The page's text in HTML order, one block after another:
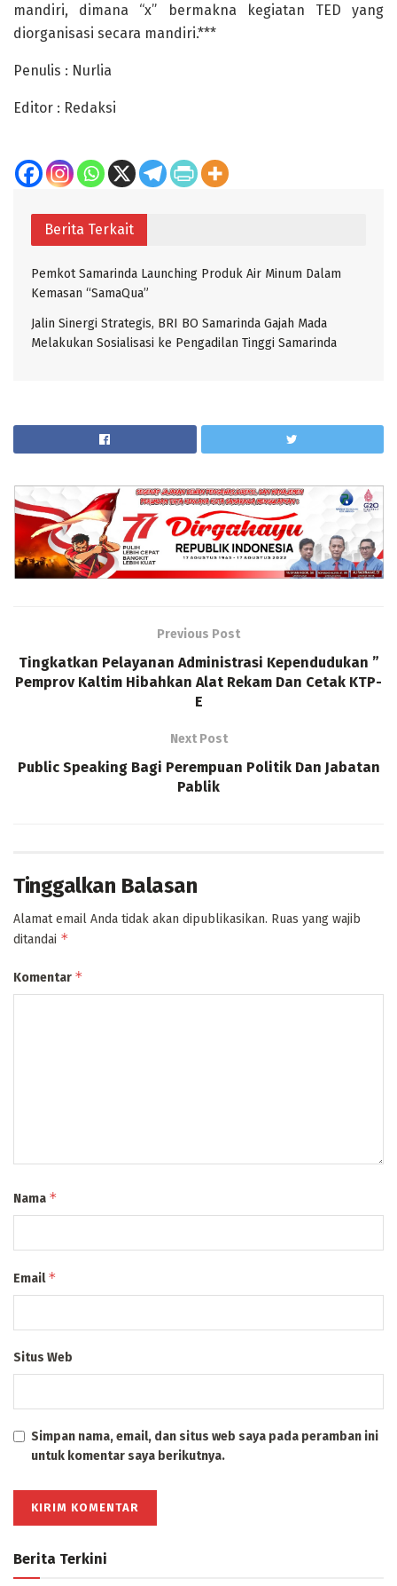
mandiri, dimana “x” bermakna kegiatan TED yang
diorganisasi secara mandiri.***
Penulis : Nurlia
Editor : Redaksi
Berita Terkait
Pemkot Samarinda Launching Produk Air Minum Dalam
Kemasan “SamaQua”
Jalin Sinergi Strategis, BRI BO Samarinda Gajah Mada
Melakukan Sosialisasi ke Pengadilan Tinggi Samarinda
Previous Post
Tingkatkan Pelayanan Administrasi Kependudukan ”
Pemprov Kaltim Hibahkan Alat Rekam Dan Cetak KTP-
E
Next Post
Public Speaking Bagi Perempuan Politik Dan Jabatan
Pablik
Tinggalkan Balasan
Alamat email Anda tidak akan dipublikasikan. Ruas yang wajib
ditandai *
Komentar *
Nama *
Email*
Situs Web
Simpan nama, email, dan situs web saya pada peramban ini
untuk komentar saya berikutnya.
Berita Terkini